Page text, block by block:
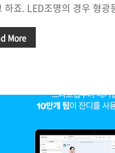
하죠. LED조명의 경우 형광
지 않고, 형광등보다 LED가
'셀프 교체'를 선택하는
가장 큰 부분이 인건비라죠
(84제곱) 모든 전등을 LED
에서 해결한 것 같네요.(방3,
More